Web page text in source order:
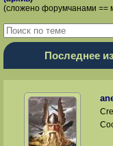
(сложено форумчанами ==
Последнее